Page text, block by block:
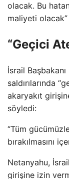
olacak. Bu
maliyeti
“Geçici
İsrail
saldırılarında
akaryakıt
söyledi:
“Tüm
bırakılmasını
Netanyahu,
girişine izin